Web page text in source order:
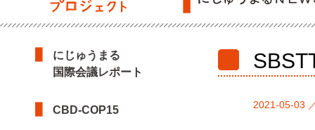
にじゅうまる
国際会議レポート
CBD-COP15 2021-05-03